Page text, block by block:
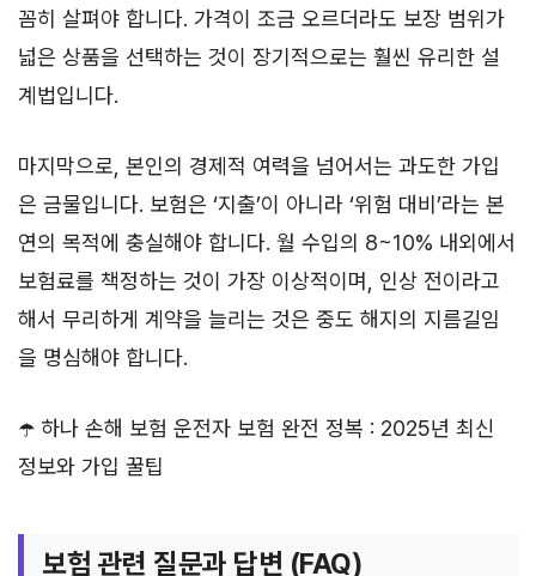
꼼히 살펴야 합니다. 가격이 조금 오르더라도 보장 범위가
넓은 상품을 선택하는 것이 장기적으로는 훨씬 유리한 설
계법입니다.
마지막으로, 본인의 경제적 여력을 넘어서는 과도한 가입
은 금물입니다. 보험은 ‘지출’이 아니라 ‘위험 대비’라는 본
연의 목적에 충실해야 합니다. 월 수입의 8~10% 내외에서
보험료를 책정하는 것이 가장 이상적이며, 인상 전이라고
해서 무리하게 계약을 늘리는 것은 중도 해지의 지름길임
을 명심해야 합니다.
☂️ 하나 손해 보험 운전자 보험 완전 정복 : 2025년 최신
정보와 가입 꿀팁
보험 관련 질문과 답변 (FAQ)